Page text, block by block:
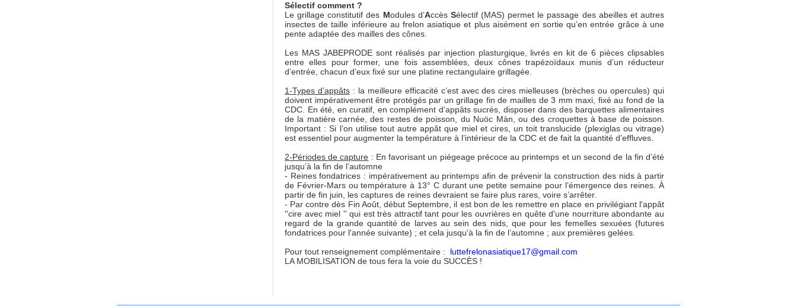
Sélectif comment ?
Le grillage constitutif des Modules d’Accès Sélectif (MAS) permet le passage des abeilles et autres
insectes de taille inférieure au frelon asiatique et plus aisément en sortie qu’en entrée grâce à une
pente adaptée des mailles des cônes.
Les MAS JABEPRODE sont réalisés par injection plasturgique, livrés en kit de 6 pièces clipsables
entre elles pour former, une fois assemblées, deux cônes trapézoïdaux munis d’un réducteur
d’entrée, chacun d’eux fixé sur une platine rectangulaire grillagée.
1-Types d’appâts: la meilleure efficacité c’est avec des cires mielleuses (brèches ou opercules) qui
doivent impérativement être protégés par un grillage fin de mailles de 3 mm maxi, fixé au fond de la
CDC. En été, en curatif, en complément d’appâts sucrés, disposer dans des barquettes alimentaires
de la matière carnée, des restes de poisson, du Nuöc Màn, ou des croquettes à base de poisson.
Important : Si l’on utilise tout autre appât que miel et cires, un toit translucide (plexiglas ou vitrage)
est essentiel pour augmenter la température à l’intérieur de la CDC et de fait la quantité d’effluves.
2-Périodes de capture : En favorisant un piégeage précoce au printemps et un second de la fin d’été
jusqu’à la fin de l’automne
- Reines fondatrices : impérativement au printemps afin de prévenir la construction des nids à partir
de Février-Mars ou température à 13° C durant une petite semaine pour l’émergence des reines. À
partir de fin juin, les captures de reines devraient se faire plus rares, voire s’arrêter.
- Par contre dès Fin Août, début Septembre, il est bon de les remettre en place en privilégiant l'appât
''cire avec miel '' qui est très attractif tant pour les ouvrières en quête d'une nourriture abondante au
regard de la grande quantité de larves au sein des nids, que pour les femelles sexuées (futures
fondatrices pour l'année suivante) ; et cela jusqu'à la fin de l’automne ; aux premières gelées.
Pour tout renseignement complémentaire : luttefrelonasiatique17@gmail.com
LA MOBILISATION de tous fera la voie du SUCCÈS !